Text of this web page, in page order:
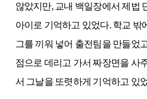
않았지만, 교내 백일장에서 제법
아이로 기억하고 있었다. 학교 밖
그를 끼워 넣어 출전팀을 만들었
점으로 데리고 가서 짜장면을 사
서 그날을 또렷하게 기억하고 있